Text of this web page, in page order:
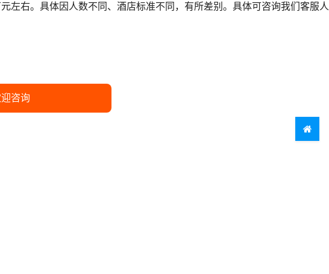
左右。具体因人数不同、酒店标准不同，有所差别。具体可咨询我们客服
咨询